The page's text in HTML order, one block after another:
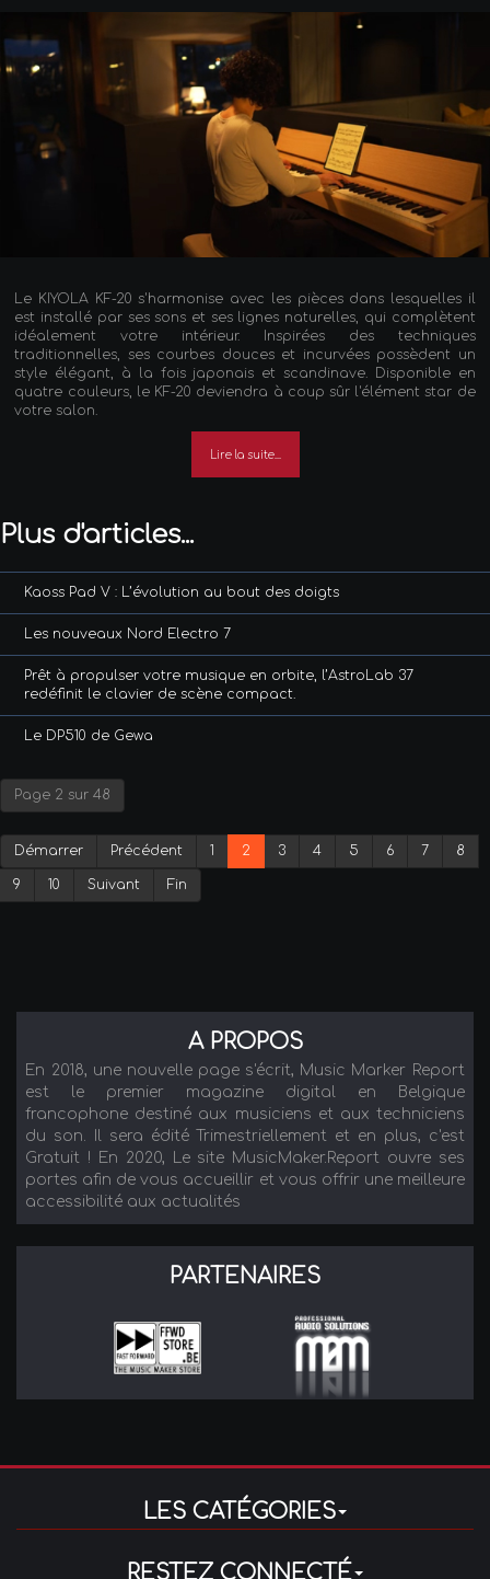
Le KIYOLA KF-20 s'harmonise avec les pièces dans lesquelles il
est installé par ses sons et ses lignes naturelles, qui complètent
idéalement votre intérieur. Inspirées des techniques
traditionnelles, ses courbes douces et incurvées possèdent un
style élégant, à la fois japonais et scandinave. Disponible en
quatre couleurs, le KF-20 deviendra à coup sûr l'élément star de
votre salon.
Lire la suite...
Plus d'articles...
Kaoss Pad V : L’évolution au bout des doigts
Les nouveaux Nord Electro 7
Prêt à propulser votre musique en orbite, l’AstroLab 37
redéfinit le clavier de scène compact.
Le DP510 de Gewa
Page 2 sur 48
Démarrer Précédent 1 2 3 4 5 6 7 8
9 10 Suivant Fin
A PROPOS
En 2018, une nouvelle page s'écrit, Music Marker Report
est le premier magazine digital en Belgique
francophone destiné aux musiciens et aux techniciens
du son. Il sera édité Trimestriellement et en plus, c'est
Gratuit ! En 2020, Le site MusicMaker.Report ouvre ses
portes afin de vous accueillir et vous offrir une meilleure
accessibilité aux actualités
PARTENAIRES
LES CATÉGORIES
RESTEZ CONNECTÉ